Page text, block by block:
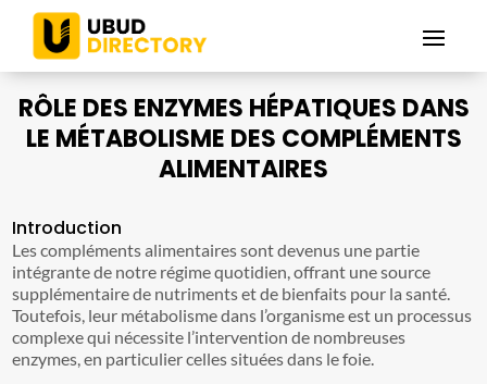
RÔLE DES ENZYMES HÉPATIQUES DANS
LE MÉTABOLISME DES COMPLÉMENTS
ALIMENTAIRES
Introduction
Les compléments alimentaires sont devenus une partie
intégrante de notre régime quotidien, offrant une source
supplémentaire de nutriments et de bienfaits pour la santé.
Toutefois, leur métabolisme dans l’organisme est un processus
complexe qui nécessite l’intervention de nombreuses
enzymes, en particulier celles situées dans le foie.